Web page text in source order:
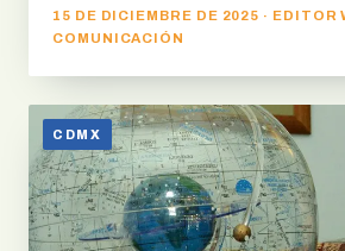
15 DE DICIEMBRE DE 2025 · EDITOR
COMUNICACIÓN
CDMX